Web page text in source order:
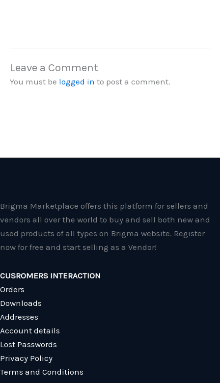
Leave a Comment
You must be logged in to post a comment.
Brigma Marketplace offers this platform for sellers and
vendors all over the world to buy and sell both new and
used products of all types on Brigma website. Register
now for free and start selling as a Vendor!
CUSROMERS INTERACTION
Orders
Downloads
Addresses
Account details
Lost Passwords
Privacy Policy
Terms and Conditions